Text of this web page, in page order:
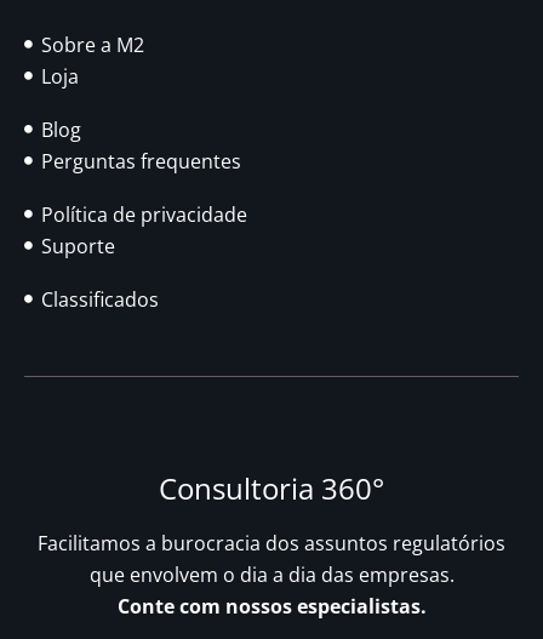
Sobre a M2
Loja
Blog
Perguntas frequentes
Política de privacidade
Suporte
Classificados
Consultoria 360°
Facilitamos a burocracia dos assuntos regulatórios
que envolvem o dia a dia das empresas.
Conte com nossos especialistas.